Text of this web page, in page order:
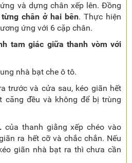
và dựng chân xếp lên. Đồng
chân ở hai bên. Thực hiện
ứng với 6 cặp chân.
tam giác giữa thanh vòm với
nhà bạt che ô tô.
trước và cửa sau, kéo giãn hết
căng đều và không để bị trùng
của thanh giằng xếp chéo vào
ra hết cỡ và chắc chắn. Nếu
giãn nhà bạt ra thì chưa cần